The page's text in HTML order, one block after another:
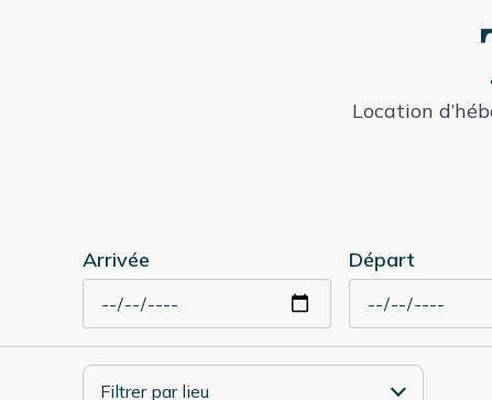
Location
Arrivée Départ
Filtrer par lieu